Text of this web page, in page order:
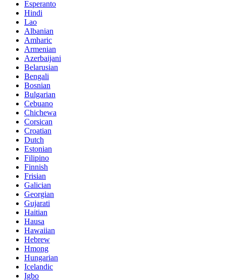
Esperanto
Hindi
Lao
Albanian
Amharic
Armenian
Azerbaijani
Belarusian
Bengali
Bosnian
Bulgarian
Cebuano
Chichewa
Corsican
Croatian
Dutch
Estonian
Filipino
Finnish
Frisian
Galician
Georgian
Gujarati
Haitian
Hausa
Hawaiian
Hebrew
Hmong
Hungarian
Icelandic
Igbo